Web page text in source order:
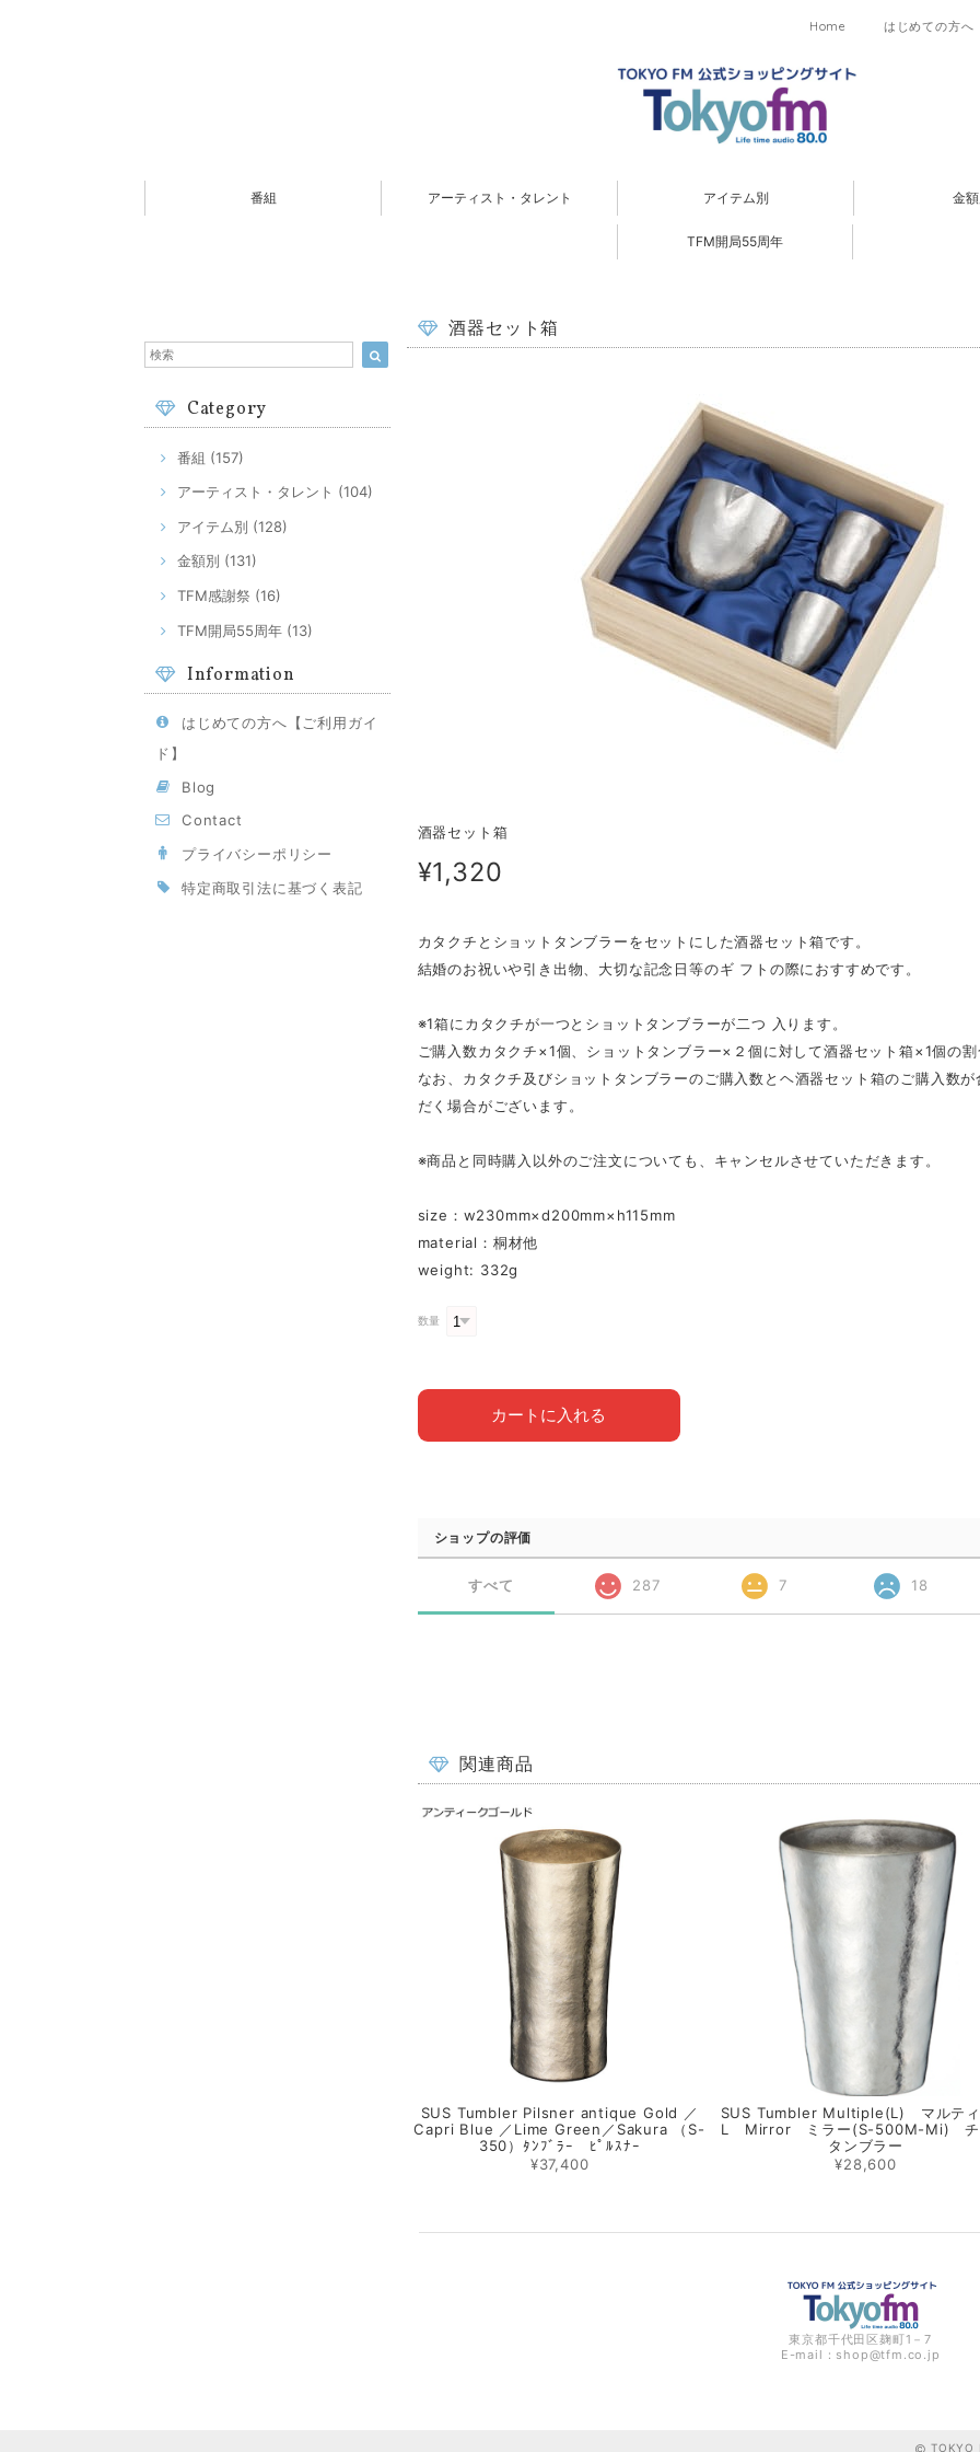
Home はじめての方へ
番組 アーティスト・タレント アイテム別 金
TFM開局55周年
Category
番組 (157)
アーティスト・タレント (104)
アイテム別 (128)
金額別 (131)
TFM感謝祭 (16)
TFM開局55周年 (13)
Information
はじめての方へ【ご利用ガイ
ド】
Blog
Contact
プライバシーポリシー
特定商取引法に基づく表記
酒器セット箱
酒器セット箱
¥1,320
カタクチとショットタンブラーをセットにした酒器セット箱です。
結婚のお祝いや引き出物、大切な記念日等のギ フトの際におすすめです。
※1箱にカタクチが一つとショットタンブラーが二つ 入ります。
ご購入数カタクチ×1個、ショットタンブラー×２個に対して酒器セット箱×1個の
なお、カタクチ及びショットタンブラーのご購入数とヘ酒器セット箱のご購入数
だく場合がございます。
※商品と同時購入以外のご注文についても、キャンセルさせていただきます。
size：w230mm×d200mm×h115mm
material：桐材他
weight: 332g
数量
カートに入れる
ショップの評価
すべて 287 7 18
関連商品
SUS Tumbler Pilsner antique Gold ／
Capri Blue ／Lime Green／Sakura （S-
350）ﾀﾝﾌﾞﾗｰ ﾋﾟﾙｽﾅｰ
¥37,400
SUS Tumbler Multiple(L) マルテ
L Mirror ミラー(S-500M-Mi) チ
タンブラー
¥28,600
東京都千代田区麹町1－7
E-mail： shop@tfm.co.jp
TOKYO